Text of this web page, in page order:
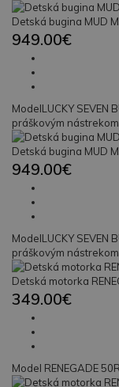
Detská bugina MUD
949.00€
ModelLUCKY SEVEN
práškovým
Detská bugina MUD
949.00€
ModelLUCKY SEVEN
práškovým
Detská motorka
349.00€
Model RENEGADE